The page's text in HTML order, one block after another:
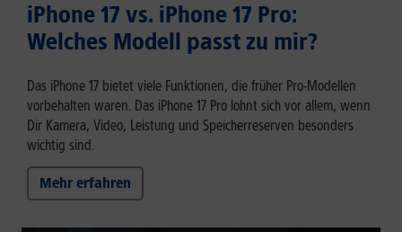
iPhone 17 vs. iPhone 17 Pro:
Welches Modell passt zu mir?
Das iPhone 17 bietet viele Funktionen, die früher Pro-Modellen
vorbehalten waren. Das iPhone 17 Pro lohnt sich vor allem, wenn
Dir Kamera, Video, Leistung und Speicherreserven besonders
wichtig sind.
Mehr erfahren